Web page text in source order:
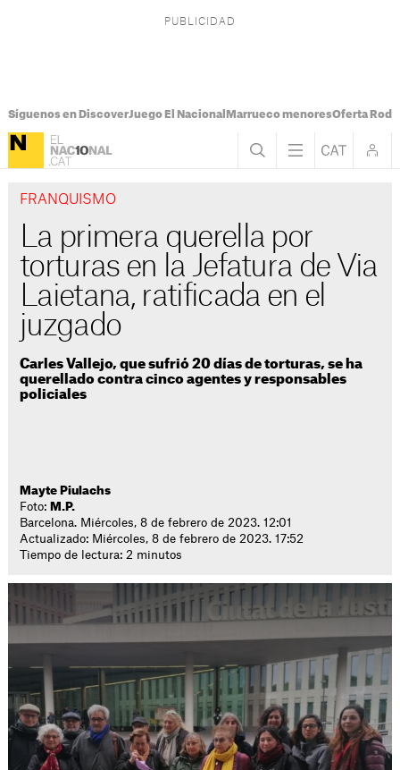
Síguenos en DiscoverJuego El Nacional Marrueco menoresOferta
FRANQUISMO
La primera querella por
torturas en la Jefatura de Via
Laietana, ratificada en el
juzgado
Carles Vallejo, que sufrió 20 días de torturas, se ha
querellado contra cinco agentes y responsables
policiales
Mayte Piulachs
Foto: M.P.
Barcelona. Miércoles, 8 de febrero de 2023. 12:01
Actualizado: Miércoles, 8 de febrero de 2023. 17:52
Tiempo de lectura: 2 minutos